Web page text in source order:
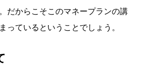
からこそこのマネープランの講
っているということでしょう。